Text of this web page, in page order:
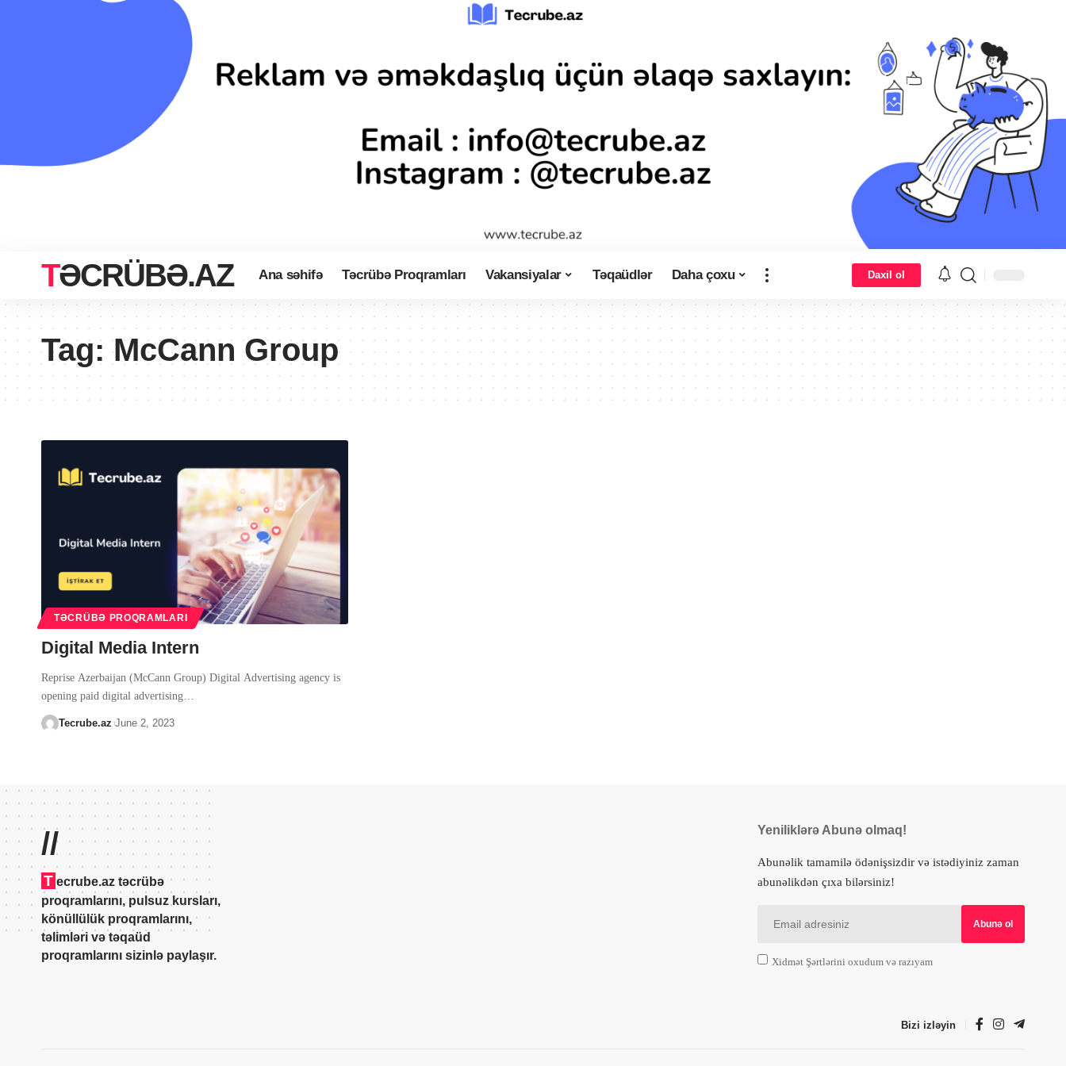
TƏCRÜBƏ.AZ Ana səhifə Təcrübə Proqramları Vakansiyalar Təqaüdlər Daha çoxu Daxil ol
Tag:McCann Group
TƏCRÜBƏ PROQRAMLARI
Digital Media Intern
Reprise Azerbaijan (McCann Group) Digital Advertising agency is
opening paid digital advertising
Tecrube.az June 2, 2023
//
T ecrube.az təcrübə
proqramlarını, pulsuz kursları,
könüllülük proqramlarını,
təlimləri və təqaüd
proqramlarını sizinlə paylaşır.
Yeniliklərə Abunə olmaq!
Abunəlik tamamilə ödənişsizdir və istədiyiniz zaman
abunəlikdən çıxa bilərsiniz!
Xidmət Şərtlərini oxudum və razıyam
Bizi izləyin